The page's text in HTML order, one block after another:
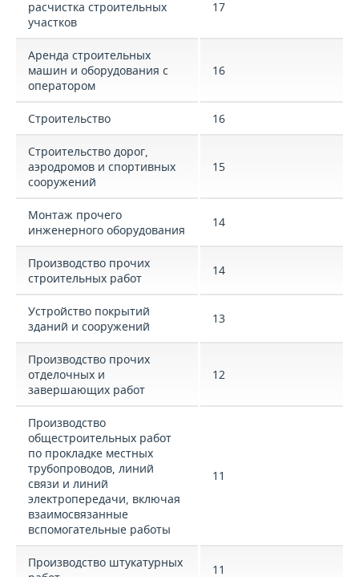
расчистка строительных
участков
17
Аренда строительных
машин и оборудования с
оператором
16
Строительство 16
Строительство дорог,
аэродромов и спортивных
сооружений
15
Монтаж прочего
инженерного оборудования
14
Производство прочих
строительных работ
14
Устройство покрытий
зданий и сооружений
13
Производство прочих
отделочных и
завершающих работ
12
Производство
общестроительных работ
по прокладке местных
трубопроводов, линий
связи и линий
электропередачи, включая
взаимосвязанные
вспомогательные работы
11
Производство штукатурных
11